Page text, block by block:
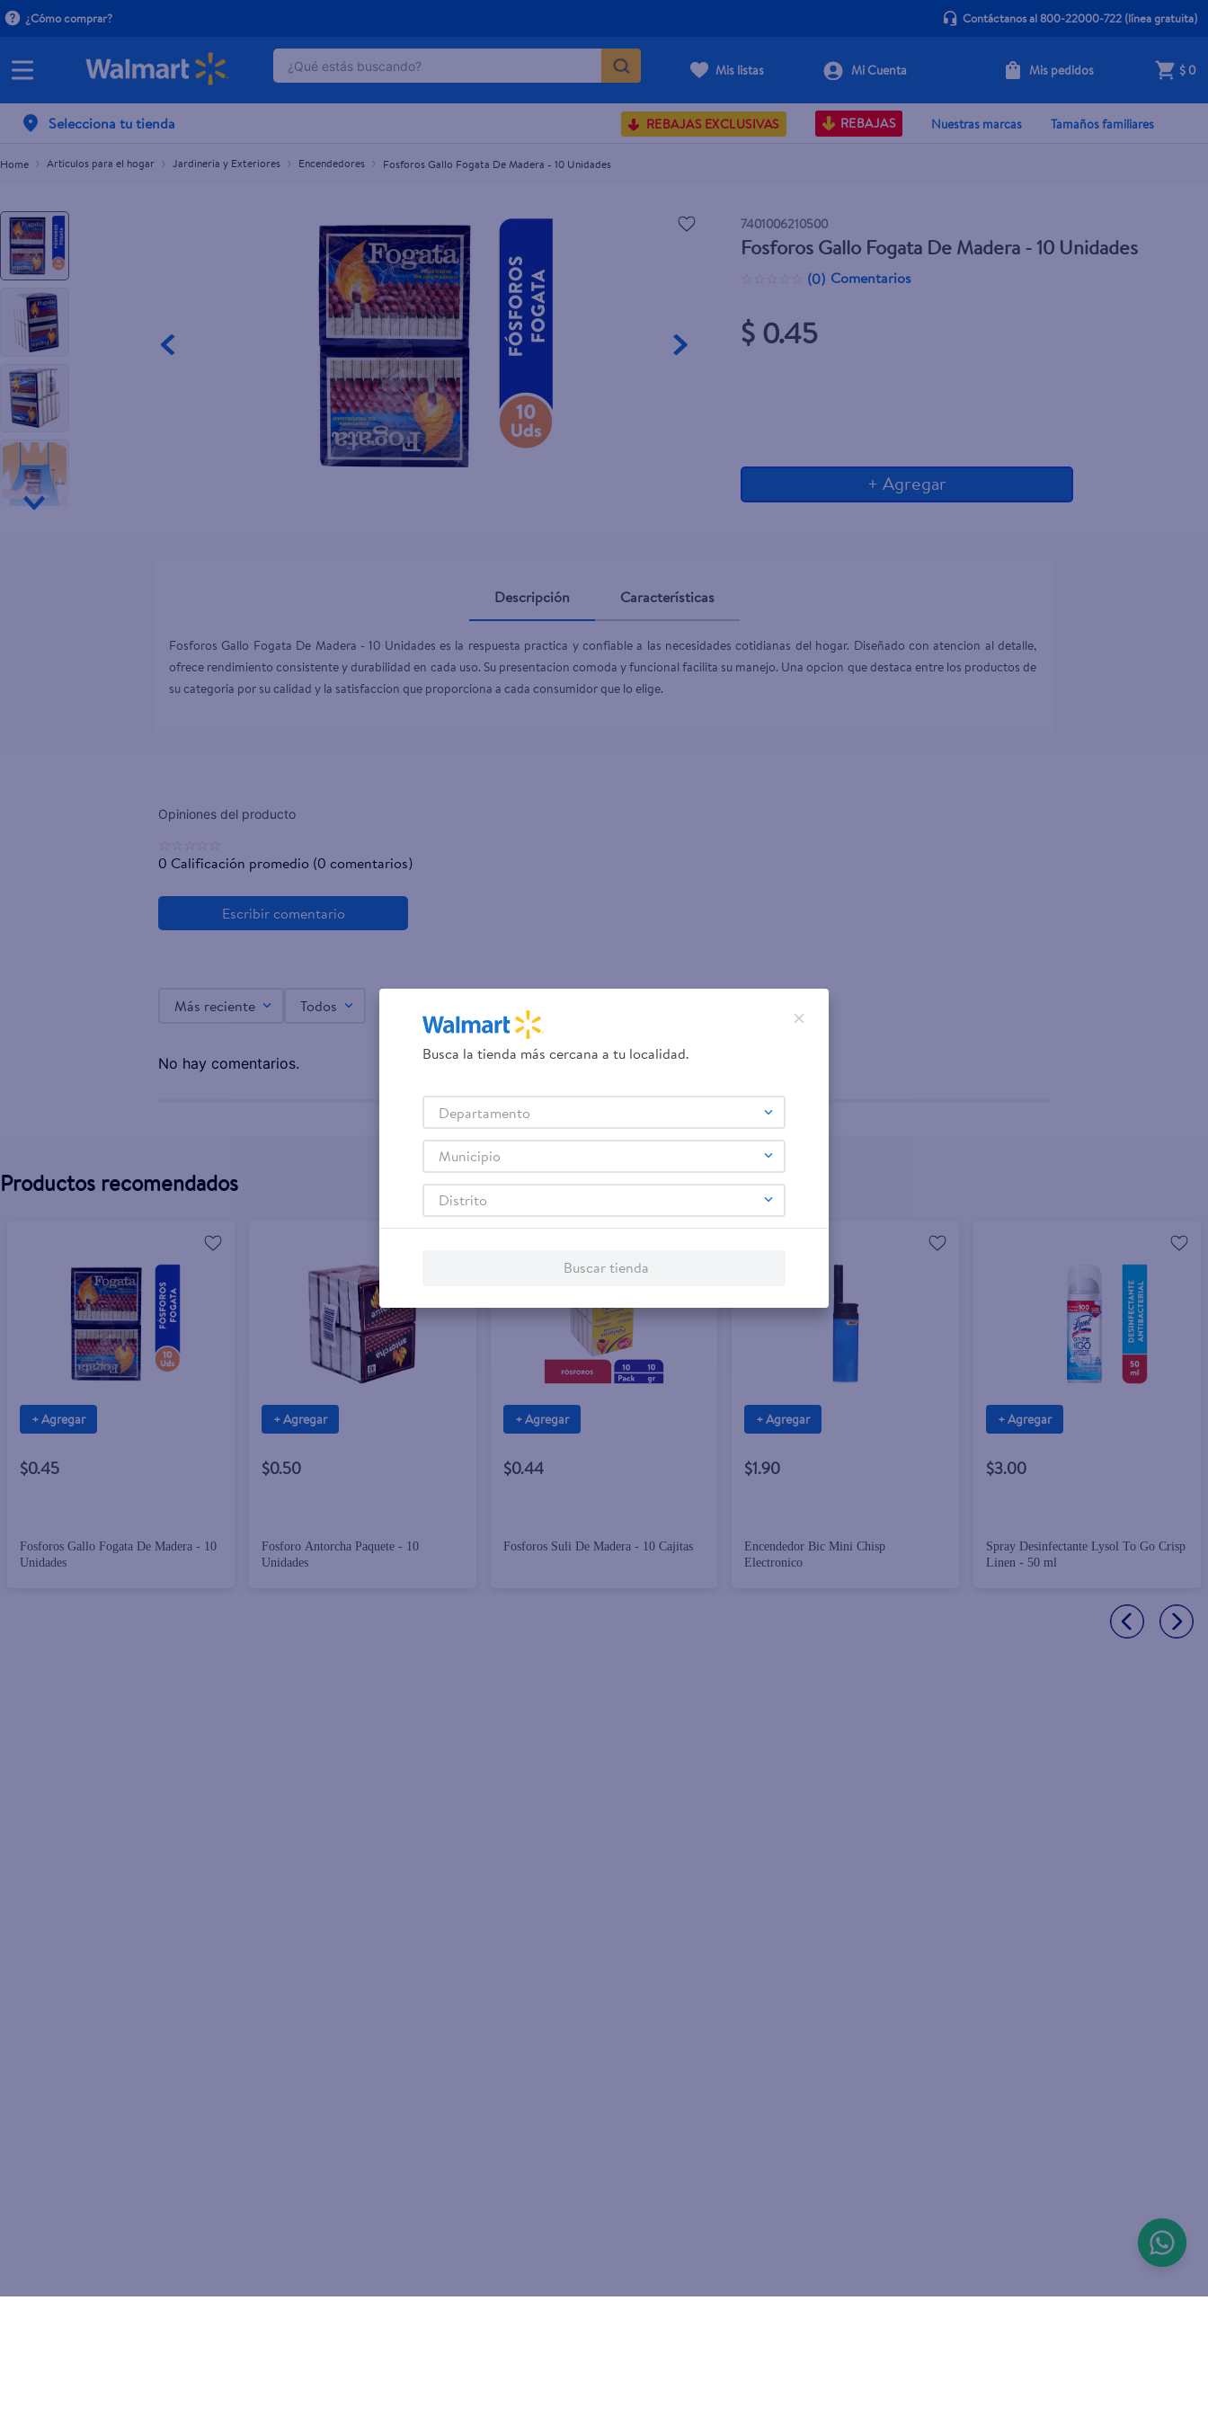
¿Cómo comprar? Contáctanos al 800-22000-722(línea gratuita)
¿Qué estás buscando?
Mis listas Mis pedidos $ 0
Selecciona tu tienda REBAJAS EXCLUSIVAS REBAJAS Nuestras marcas Tamaños familiares
Artículos para el hogar Jardinería y Exteriores Encendedores Fosforos Gallo Fogata De Madera - 10 Unidades
7401006210500
Fosforos Gallo Fogata De Madera - 10 Unidades
(0) Comentarios
$ 0.45
+ Agregar
Fosforos Gallo Fogata De Madera - 10 Unidades
+ Agregar
Descripción Características
Fosforos Gallo Fogata De Madera - 10 Unidades es la respuesta practica y confiable a las necesidades cotidianas del hogar. Diseñado con atencion al detalle,
ofrece rendimiento consistente y durabilidad en cada uso. Su presentacion comoda y funcional facilita su manejo. Una opcion que destaca entre los productos de
su categoria por su calidad y la satisfaccion que proporciona a cada consumidor que lo elige.
0 Calificación promedio (0 comentarios)
Más reciente Todos
No hay comentarios.
Productos recomendados
+ Agregar
$0.45
Fosforos Gallo Fogata De Madera - 10
Unidades
+ Agregar
$0.50
Fosforo Antorcha Paquete - 10
Unidades
+ Agregar
$0.44
Fosforos Suli De Madera - 10 Cajitas
+ Agregar
$1.90
Encendedor Bic Mini Chisp
Electronico
+ Agregar
$3.00
Spray Desinfectante Lysol To Go Crisp
Linen - 50 ml
Busca la tienda más cercana a tu localidad.
Departamento
Municipio
Distrito
Buscar tienda
TÉRMINOS MÁS BUSCADOS
2.
dove uv
4.
pantene mascarilla
5.
huggies
6.
hellmanns
.
refrigerador
8.
ventilador
herbal rosa
10. pampers